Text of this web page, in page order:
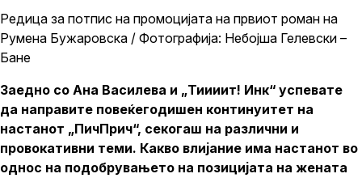
Редица за потпис на промоцијата на првиот роман на
Румена Бужаровска / Фотографија: Небојша Гелевски –
Бане
Заедно со Ана Василева и „Тиииит! Инк“ успевате
да направите повеќегодишен континуитет на
настанот „ПичПрич“, секогаш на различни и
провокативни теми. Какво влијание има настанот во
однос на подобрувањето на позицијата на жената